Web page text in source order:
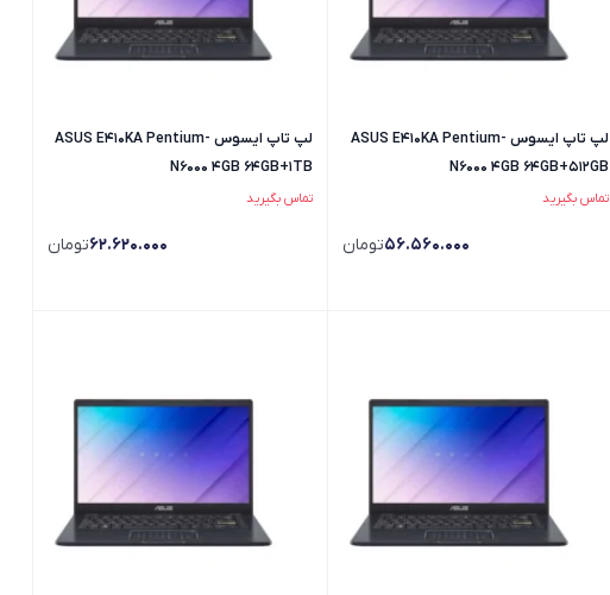
لپ تاپ ایسوس ASUS E410KA Pentium-
N6000 4GB 64GB+512GB
تماس بگیرید
56.560.000تومان
لپ تاپ ایسوس ASUS E410KA Pentium-
N6000 4GB 64GB+1TB
تماس بگیرید
62.620.000تومان